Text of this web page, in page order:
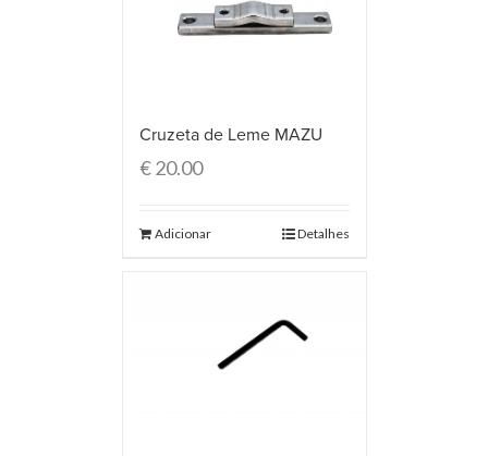
Cruzeta de Leme MAZU
€20.00
Adicionar Detalhes